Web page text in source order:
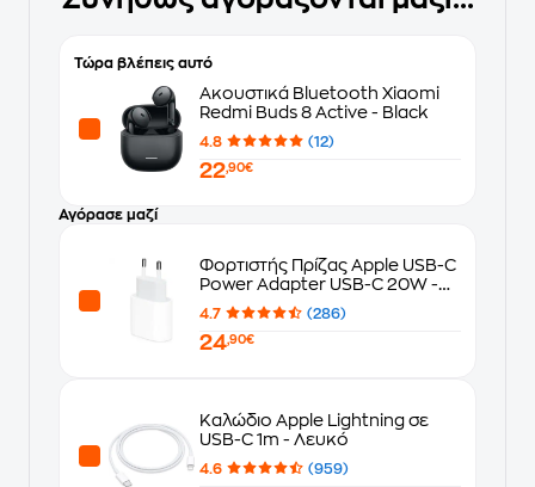
Τώρα βλέπεις αυτό
Ακουστικά Bluetooth Xiaomi
Redmi Buds 8 Active - Black
4.8 (12)
22,90€
Αγόρασε μαζί
Φορτιστής Πρίζας Apple USB-C
Power Adapter USB-C 20W -
White
4.7 (286)
24,90€
Καλώδιο Apple Lightning σε
USB-C 1m - Λευκό
4.6 (959)